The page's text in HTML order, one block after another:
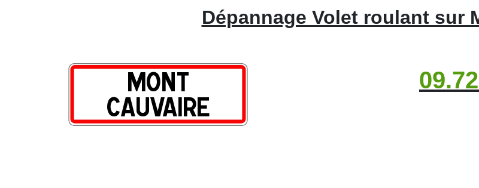
Dépannage Volet roulant sur